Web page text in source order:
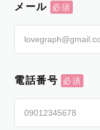
メール
電話番号